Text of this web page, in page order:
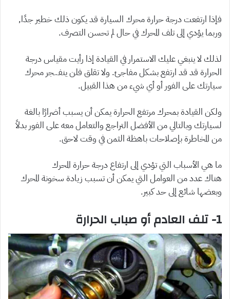
فإذا ارتفعت درجة حرارة محرك السيارة قد يكون ذلك خطير جدًا,
وربما يؤدي إلى تلف المحرك في حال لم تحسن التصرف.
لذلك لا ينبغي عليك الاستمرار في القيادة إذا رأيت مقياس درجة
الحرارة قد قد ارتفع بشكل مفاجئ. ولا تقلق فلن ينفـ.ـجر محرك
سيارتك على الفور أو أي شيء من هذا القبيل.
ولكن القيادة بمحرك مرتفع الحرارة يمكن أن يسبب أضرارًا بالغة
لسيارتك وبالتالي من الأفضل التراجع والتعامل معه على الفور بدلاً
من المخاطرة بإصلاحات باهظة الثمن في وقت لاحق.
ما هي الأسباب التي تؤدي إلى ارتفاع درجة حرارة المحرك
هناك عدد من العوامل التي يمكن أن تسبب زيادة سخونة المحرك
وبعضها شائع إلى حد كبير.
1- تلف العادم أو صباب الحرارة